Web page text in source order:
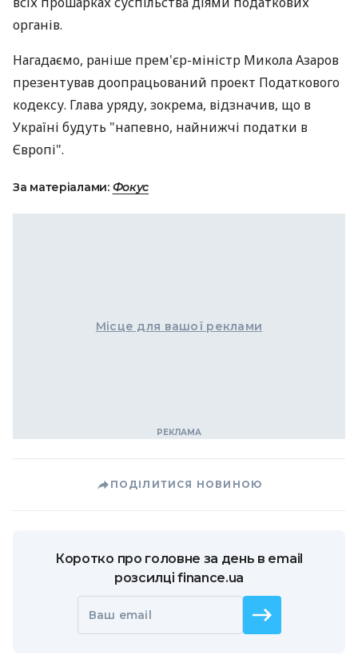
органів.
Нагадаємо, раніше прем'єр-міністр Микола Азаров
презентував доопрацьований проект Податкового
кодексу. Глава уряду, зокрема, відзначив, що в
Україні будуть "напевно, найнижчі податки в
Європі".
За матеріалами: Фокус
Місце для вашої реклами
ПОДІЛИТИСЯ НОВИНОЮ
Коротко про головне за день в email
розсилці finance.ua
Ваш email